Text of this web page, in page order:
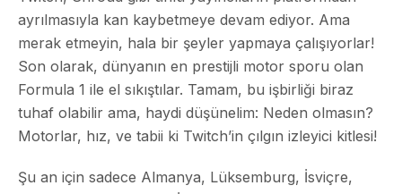
ayrılmasıyla kan kaybetmeye devam ediyor. Ama
merak etmeyin, hala bir şeyler yapmaya çalışıyorlar!
Son olarak, dünyanın en prestijli motor sporu olan
Formula 1 ile el sıkıştılar. Tamam, bu işbirliği biraz
tuhaf olabilir ama, haydi düşünelim: Neden olmasın?
Motorlar, hız, ve tabii ki Twitch’in çılgın izleyici kitlesi!
Şu an için sadece Almanya, Lüksemburg, İsviçre,